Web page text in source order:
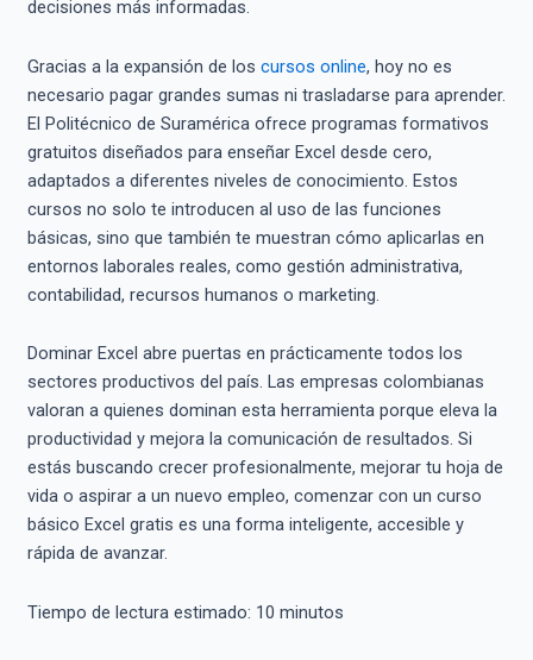
decisiones más informadas.
Gracias a la expansión de los cursos online, hoy no es
necesario pagar grandes sumas ni trasladarse para aprender.
El Politécnico de Suramérica ofrece programas formativos
gratuitos diseñados para enseñar Excel desde cero,
adaptados a diferentes niveles de conocimiento. Estos
cursos no solo te introducen al uso de las funciones
básicas, sino que también te muestran cómo aplicarlas en
entornos laborales reales, como gestión administrativa,
contabilidad, recursos humanos o marketing.
Dominar Excel abre puertas en prácticamente todos los
sectores productivos del país. Las empresas colombianas
valoran a quienes dominan esta herramienta porque eleva la
productividad y mejora la comunicación de resultados. Si
estás buscando crecer profesionalmente, mejorar tu hoja de
vida o aspirar a un nuevo empleo, comenzar con un curso
básico Excel gratis es una forma inteligente, accesible y
rápida de avanzar.
Tiempo de lectura estimado: 10 minutos